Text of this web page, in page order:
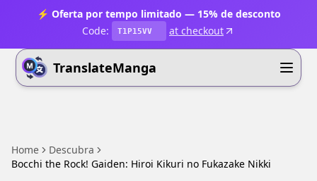
⚡ Oferta por tempo limitado — 15% de desconto
Code:
T1P15VV at checkout
TranslateManga
Home
Descubra
Bocchi the Rock! Gaiden: Hiroi Kikuri no Fukazake Nikki